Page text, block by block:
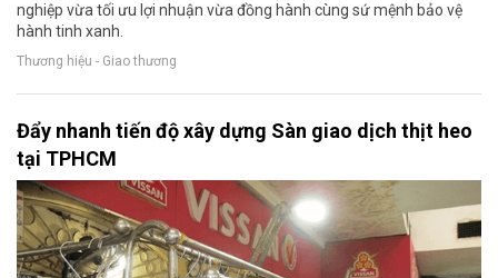
nghiệp vừa tối ưu lợi nhuận vừa đồng hành cùng sứ mệnh bảo vệ
hành tinh xanh.
Thương hiệu - Giao thương
Đẩy nhanh tiến độ xây dựng Sàn giao dịch thịt heo
tại TPHCM